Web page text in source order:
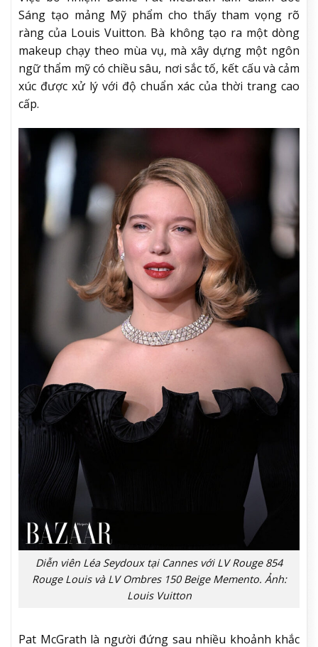
Sáng tạo mảng Mỹ phẩm cho thấy tham vọng rõ
ràng của Louis Vuitton. Bà không tạo ra một dòng
makeup chạy theo mùa vụ, mà xây dựng một ngôn
ngữ thẩm mỹ có chiều sâu, nơi sắc tố, kết cấu và cảm
xúc được xử lý với độ chuẩn xác của thời trang cao
cấp.
Diễn viên Léa Seydoux tại Cannes với LV Rouge 854
Rouge Louis và LV Ombres 150 Beige Memento. Ảnh:
Louis Vuitton
Pat McGrath là người đứng sau nhiều khoảnh khắc